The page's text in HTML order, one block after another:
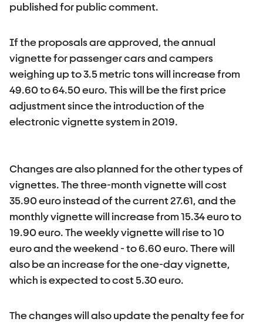
published for public comment.
If the proposals are approved, the annual
vignette for passenger cars and campers
weighing up to 3.5 metric tons will increase from
49.60 to 64.50 euro. This will be the first price
adjustment since the introduction of the
electronic vignette system in 2019.
Changes are also planned for the other types of
vignettes. The three-month vignette will cost
35.90 euro instead of the current 27.61, and the
monthly vignette will increase from 15.34 euro to
19.90 euro. The weekly vignette will rise to 10
euro and the weekend - to 6.60 euro. There will
also be an increase for the one-day vignette,
which is expected to cost 5.30 euro.
The changes will also update the penalty fee for